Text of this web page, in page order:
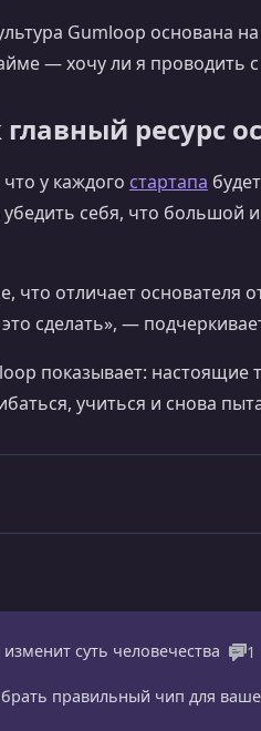
Gumloop основана
— хочу ли я проводить с
ресурс
у каждого стартапа
себя, что большой
что отличает основателя
сделать», —
показывает: настоящие
учиться и снова
суть человечества 1
правильный чип для